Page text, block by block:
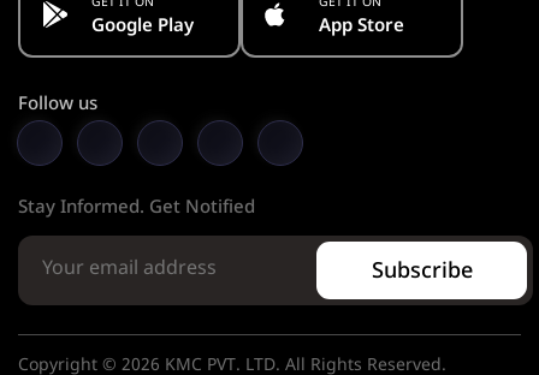
Google Play App Store
Follow us
Stay Informed. Get Notified
Subscribe
Copyright © 2026 KMC PVT. LTD. All Rights Reserved.